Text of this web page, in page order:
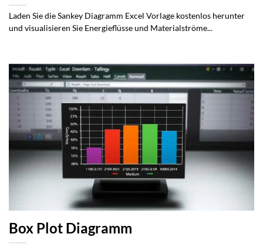
Laden Sie die Sankey Diagramm Excel Vorlage kostenlos herunter
und visualisieren Sie Energieflüsse und Materialströme...
Box Plot Diagramm